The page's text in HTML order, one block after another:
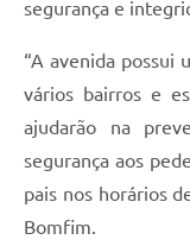
segurança e
“A avenida possui
vários bairros e
ajudarão na
segurança aos
pais nos horários
Bomfim.